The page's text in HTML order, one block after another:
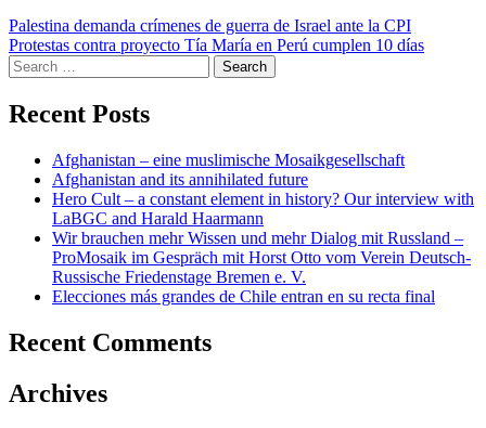
Post
navigation
Palestina demanda crímenes de guerra de Israel ante la CPI
Protestas contra proyecto Tía María en Perú cumplen 10 días
Search
for:
Recent Posts
Afghanistan – eine muslimische Mosaikgesellschaft
Afghanistan and its annihilated future
Hero Cult – a constant element in history? Our interview with
LaBGC and Harald Haarmann
Wir brauchen mehr Wissen und mehr Dialog mit Russland –
ProMosaik im Gespräch mit Horst Otto vom Verein Deutsch-
Russische Friedenstage Bremen e. V.
Elecciones más grandes de Chile entran en su recta final
Recent Comments
Archives